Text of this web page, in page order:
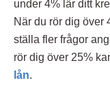
under 4% lär ditt
När du rör dig över
ställa fler frågor
rör dig över 25%
lån.